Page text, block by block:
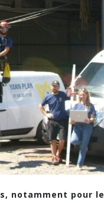
notamment pour